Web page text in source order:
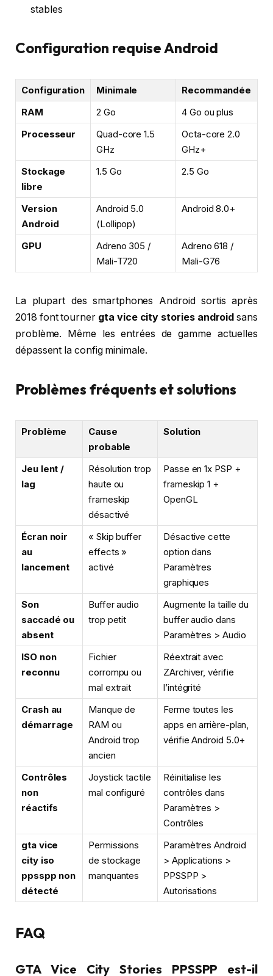
stables
Configuration requise Android
Configuration Minimale
Recommandée
RAM
2 Go
4 Go ou plus
Processeur
Quad-core 1.5
GHz
Octa-core 2.0
GHz+
Stockage
libre
1.5 Go 2.5 Go
Version
Android
Android 5.0
(Lollipop)
Android 8.0+
GPU
Adreno 305 /
Mali-T720
Adreno 618 /
Mali-G76
La plupart des smartphones Android sortis après
2018 font tourner gta vice city stories android sans
problème. Même les entrées de gamme actuelles
dépassent la config minimale.
Problèmes fréquents et solutions
Problème
Cause
probable
Solution
Jeu lent /
lag
Résolution trop
haute ou
frameskip
désactivé
Passe en 1x PSP +
frameskip 1 +
OpenGL
Écran noir
au
lancement
« Skip buffer
effects »
activé
Désactive cette
option dans
Paramètres
graphiques
Son
saccadé ou
absent
Buffer audio
trop petit
Augmente la taille du
buffer audio dans
Paramètres > Audio
ISO non
reconnu
Fichier
corrompu ou
mal extrait
Réextrait avec
ZArchiver, vérifie
l’intégrité
Crash au
démarrage
Manque de
RAM ou
Android trop
ancien
Ferme toutes les
apps en arrière-plan,
vérifie Android 5.0+
Contrôles
non
réactifs
Joystick tactile
mal configuré
Réinitialise les
contrôles dans
Paramètres >
Contrôles
gta vice
city iso
ppsspp non
détecté
Permissions
de stockage
manquantes
Paramètres Android
> Applications >
PPSSPP >
Autorisations
FAQ
GTA Vice City Stories PPSSPP est-il